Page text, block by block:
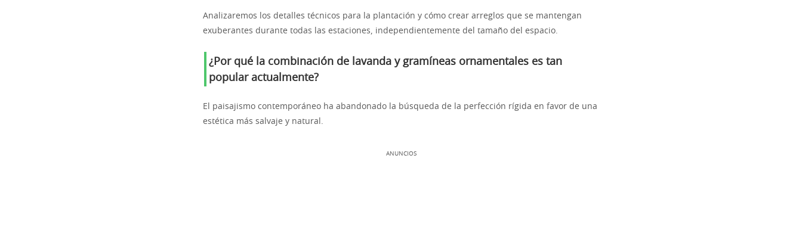
Analizaremos los detalles técnicos para la plantación y cómo crear arreglos que se mantengan
exuberantes durante todas las estaciones, independientemente del tamaño del espacio.
¿Por qué la combinación de lavanda y gramíneas ornamentales es tan
popular actualmente?
El paisajismo contemporáneo ha abandonado la búsqueda de la perfección rígida en favor de una
estética más salvaje y natural.
ANUNCIOS